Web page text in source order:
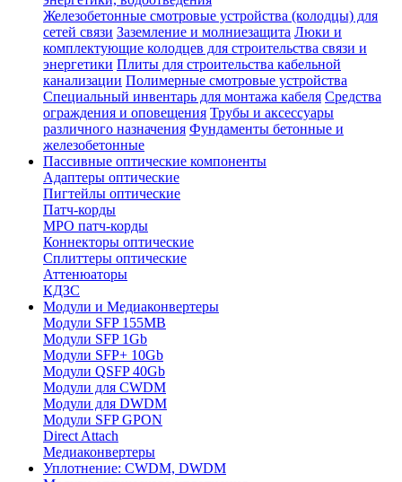
Железобетонные смотровые устройства (колодцы) для
сетей связи Заземление и молниезащита Люки и
комплектующие колодцев для строительства связи и
энергетики Плиты для строительства кабельной
канализации Полимерные смотровые устройства
Специальный инвентарь для монтажа кабеля Средства
ограждения и оповещения Трубы и аксессуары
различного назначения Фундаменты бетонные и
железобетонные
Пассивные оптические компоненты
Адаптеры оптические
Пигтейлы оптические
Патч-корды
MPO патч-корды
Коннекторы оптические
Сплиттеры оптические
Аттенюаторы
КДЗС
Модули и Медиаконвертеры
Модули SFP 155MB
Модули SFP 1Gb
Модули SFP+ 10Gb
Модули QSFP 40Gb
Модули для CWDM
Модули для DWDM
Модули SFP GPON
Direct Attach
Медиаконвертеры
Уплотнение: CWDM, DWDM